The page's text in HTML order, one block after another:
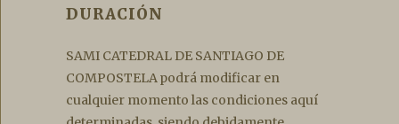
DURACIÓN
SAMI CATEDRAL DE SANTIAGO DE
COMPOSTELA podrá modificar en
cualquier momento las condiciones aquí